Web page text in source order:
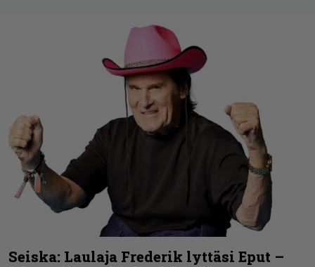
Seiska: Laulaja Frederik lyttäsi Eput –